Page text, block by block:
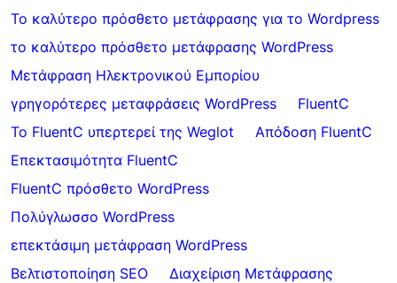
Το καλύτερο πρόσθετο μετάφρασης για το Wordpress
το καλύτερο πρόσθετο μετάφρασης WordPress
Μετάφραση Ηλεκτρονικού Εμπορίου
γρηγορότερες μεταφράσεις WordPress
FluentC
Το FluentC υπερτερεί της Weglot
Απόδοση FluentC
Επεκτασιμότητα FluentC
FluentC πρόσθετο WordPress
Πολύγλωσσο WordPress
επεκτάσιμη μετάφραση WordPress
Βελτιστοποίηση SEO
Διαχείριση Μετάφρασης